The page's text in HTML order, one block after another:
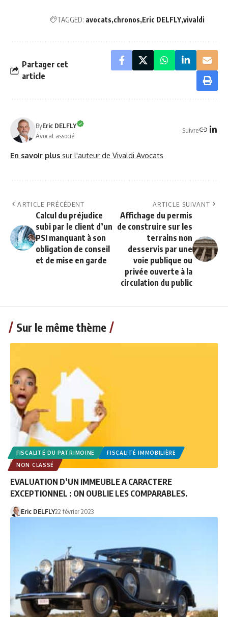
TAGGED: avocats chronos Eric DELFLY vivaldi
Partager cet
article
ByEric DELFLY
Avocat associé
Suivre
En savoir plus sur l'auteur de Vivaldi Avocats
ARTICLE PRÉCÉDENT
Calcul du préjudice
subi par le client d’un
PSI manquant à son
obligation de conseil
et de mise en garde
ARTICLE SUIVANT
Affichage du permis
de construire sur les
terrains non
desservis par une
voie publique ou
privée ouverte à la
circulation du public
Sur le même thème
FISCALITÉ DU PATRIMOINE
FISCALITÉ IMMOBILIÈRE
NON CLASSÉ
EVALUATION D’UN IMMEUBLE A CARACTERE
EXCEPTIONNEL : ON OUBLIE LES COMPARABLES.
Eric DELFLY22 février 2023